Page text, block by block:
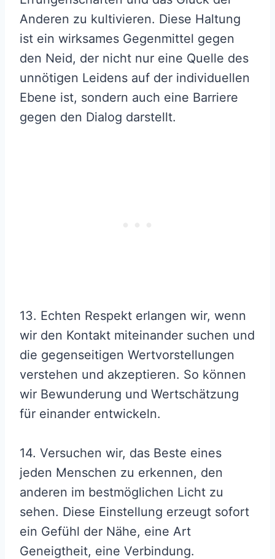
Anderen zu kultivieren. Diese Haltung
ist ein wirksames Gegenmittel gegen
den Neid, der nicht nur eine Quelle des
unnötigen Leidens auf der individuellen
Ebene ist, sondern auch eine Barriere
gegen den Dialog darstellt.
13. Echten Respekt erlangen wir, wenn
wir den Kontakt miteinander suchen und
die gegenseitigen Wertvorstellungen
verstehen und akzeptieren. So können
wir Bewunderung und Wertschätzung
für einander entwickeln.
14. Versuchen wir, das Beste eines
jeden Menschen zu erkennen, den
anderen im bestmöglichen Licht zu
sehen. Diese Einstellung erzeugt sofort
ein Gefühl der Nähe, eine Art
Geneigtheit, eine Verbindung.